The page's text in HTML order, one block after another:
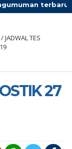
4
/JADWAL TES
27